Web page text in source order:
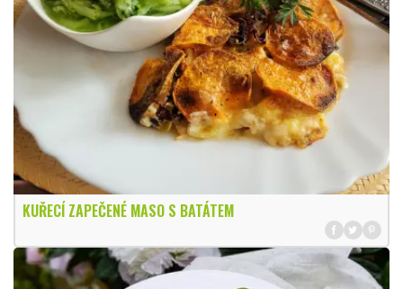
KUŘECÍ ZAPEČENÉ MASO S BATÁTEM